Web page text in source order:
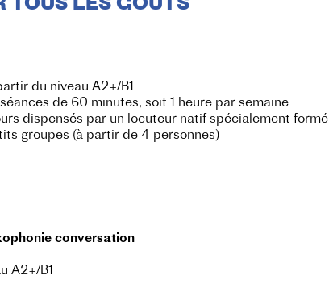
TOUS LES GOÛTS
du niveau A2+/B1
de 60 minutes, soit 1 heure par semaine
dispensés par un locuteur natif spécialement formé
groupes (à partir de 4 personnes)
conversation
A2+/B1